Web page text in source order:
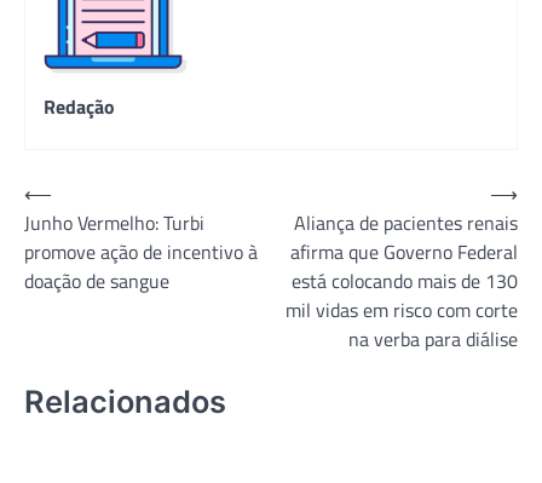
Redação
Navegação
de
Post
⟵
Junho Vermelho: Turbi
promove ação de incentivo à
doação de sangue
Aliança de pacientes renais
afirma que Governo Federal
está colocando mais de 130
mil vidas em risco com corte
na verba para diálise
⟶
Relacionados